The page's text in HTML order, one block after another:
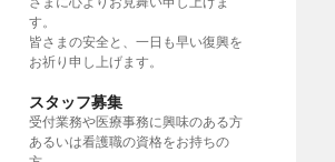
す。
皆さまの安全と、一日も早い復興を
お祈り申し上げます。
スタッフ募集
受付業務や医療事務に興味のある方
あるいは看護職の資格をお持ちの